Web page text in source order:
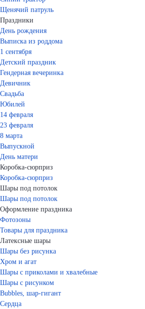
Щенячий патруль
Праздники
День рождения
Выписка из роддома
1 сентября
Детский праздник
Гендерная вечеринка
Девичник
Свадьба
Юбилей
14 февраля
23 февраля
8 марта
Выпускной
День матери
Коробка-сюрприз
Коробка-сюрприз
Шары под потолок
Шары под потолок
Оформление праздника
Фотозоны
Товары для праздника
Латексные шары
Шары без рисунка
Хром и агат
Шары с приколами и хвалебные
Шары с рисунком
Bubbles, шар-гигант
Сердца